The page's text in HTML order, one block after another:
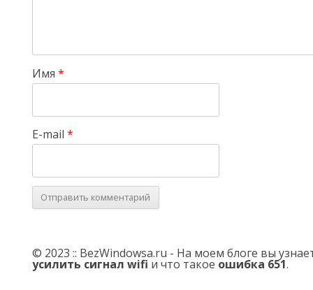
Имя *
E-mail *
© 2023 :: BezWindowsa.ru - На моем блоге вы
усилить сигнал wifi и что такое ошибка 651.